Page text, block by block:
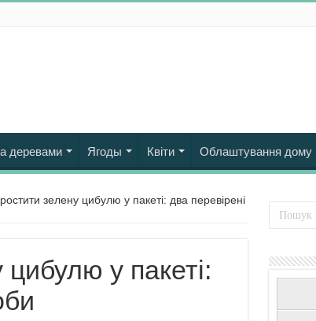
деревами Ягоды Квіти Облаштування дому
зелену цибулю у пакеті: два перевірені
у пакеті: